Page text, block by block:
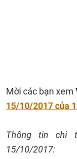
Mời các bạn xem
15/10/2017 của
Thông tin chi
15/10/2017: